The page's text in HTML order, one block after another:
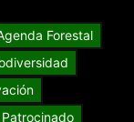
Forestal